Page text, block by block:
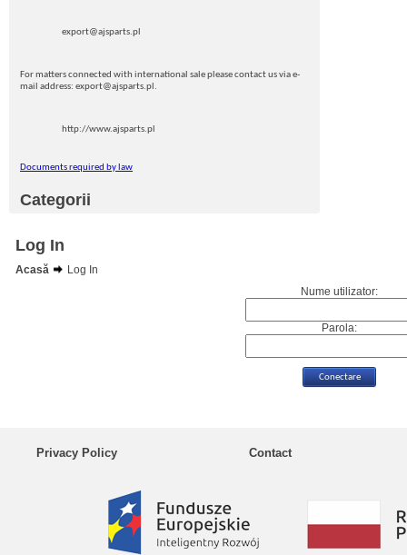
export@ajsparts.pl
For matters connected with international sale please contact us via e-
mail address: export@ajsparts.pl.
http://www.ajsparts.pl
Documents required by law
Categorii
Log In
Acasă
Log In
Nume utilizator:
Parola:
Privacy Policy Contact